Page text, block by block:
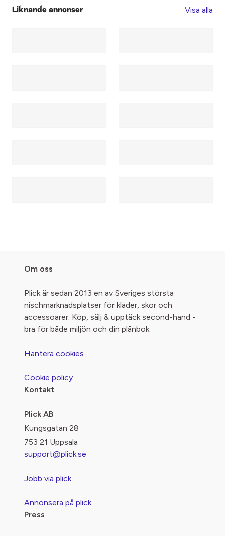
Liknande annonser Visa alla
Om oss
Plick är sedan 2013 en av Sveriges största
nischmarknadsplatser för kläder, skor och
accessoarer. Köp, sälj & upptäck second-hand -
bra för både miljön och din plånbok.
Hantera cookies
Cookie policy
Kontakt
Plick AB
Kungsgatan 28
753 21 Uppsala
support@plick.se
Jobb via plick
Annonsera på plick
Press